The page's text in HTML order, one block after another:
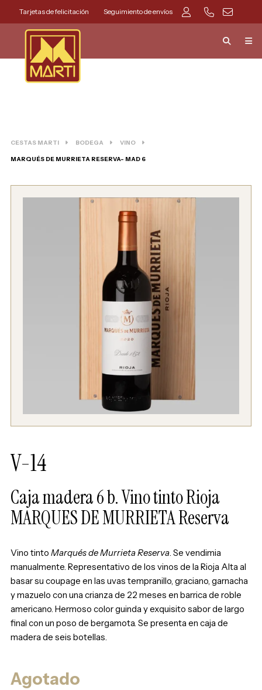
Tarjetas de felicitación Seguimiento de envíos
CESTAS MARTI BODEGA VINO
MARQUÉS DE MURRIETA RESERVA- MAD 6
V-14
Caja madera 6 b. Vino tinto Rioja
MARQUES DE MURRIETA Reserva
Vino tinto Marqués de Murrieta Reserva. Se vendimia
manualmente. Representativo de los vinos de la Rioja Alta al
basar su coupage en las uvas tempranillo, graciano, garnacha
y mazuelo con una crianza de 22 meses en barrica de roble
americano. Hermoso color guinda y exquisito sabor de largo
final con un poso de bergamota. Se presenta en caja de
madera de seis botellas.
Agotado